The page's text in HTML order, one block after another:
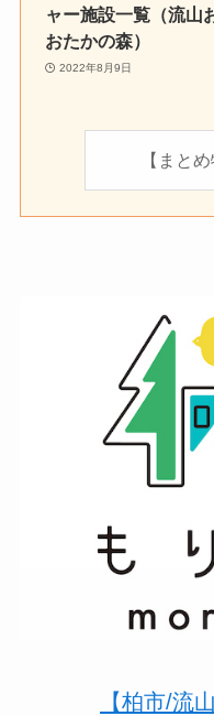
ャー施設一覧（流山
おたかの森）
2022年8月9日
【まと
【柏市/流